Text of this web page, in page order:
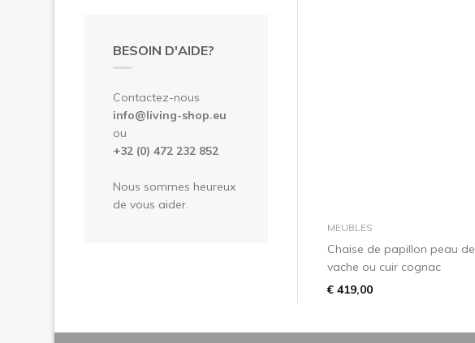
BESOIN D'AIDE?
Contactez-nous
info@living-shop.eu
ou
+32 (0) 472 232 852
Nous sommes heureux
de vous aider.
dans le panier
MEUBLES
Chaise de papillon peau de
vache ou cuir cognac
€ 419,00